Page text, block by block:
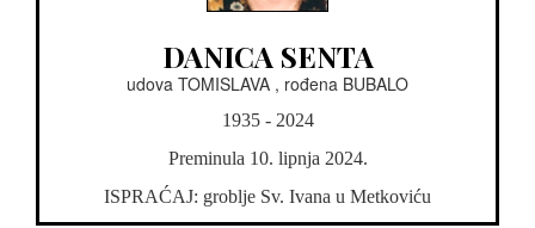
DANICA SENTA
udova TOMISLAVA , rođena BUBALO
1935 - 2024
Preminula 10. lipnja 2024.
ISPRAĆAJ: groblje Sv. Ivana u Metkoviću